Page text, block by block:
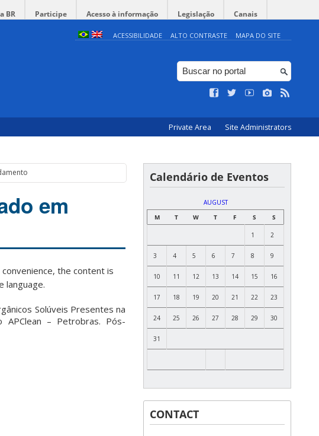
BR Participe Acesso à informação Legislação Canais
ACESSIBILIDADE ALTO CONTRASTE MAPA DO SITE
Private Area Site Administrators
em
the content is
language.
Solúveis Presentes na
APClean – Petrobras. Pós-
Calendário de Eventos
AUGUST
M
T W T F S S
1 2
3 4 5 6 7 8 9
10 11 12 13 14 15 16
17 18 19 20 21 22 23
24 25 26 27 28 29 30
31
CONTACT